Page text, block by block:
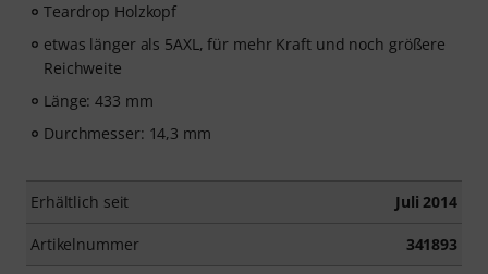
Teardrop Holzkopf
etwas länger als 5AXL, für mehr Kraft und noch größere
Reichweite
Länge: 433 mm
Durchmesser: 14,3 mm
Erhältlich seit Juli 2014
Artikelnummer 341893